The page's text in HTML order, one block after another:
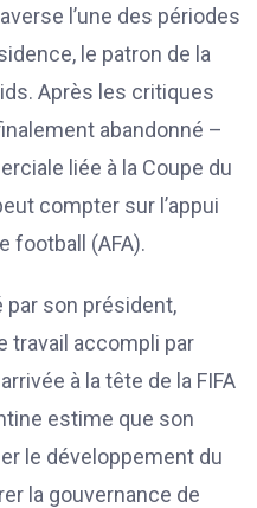
l’une des périodes
le patron de la
Après les critiques
abandonné –
liée à la Coupe du
compter sur l’appui
football (AFA).
par son président,
travail accompli par
à la tête de la FIFA
estime que son
le développement du
la gouvernance de